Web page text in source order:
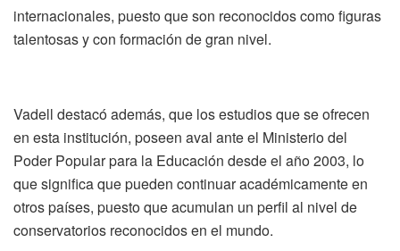
internacionales, puesto que son reconocidos como figuras
talentosas y con formación de gran nivel.
Vadell destacó además, que los estudios que se ofrecen
en esta institución, poseen aval ante el Ministerio del
Poder Popular para la Educación desde el año 2003, lo
que significa que pueden continuar académicamente en
otros países, puesto que acumulan un perfil al nivel de
conservatorios reconocidos en el mundo.